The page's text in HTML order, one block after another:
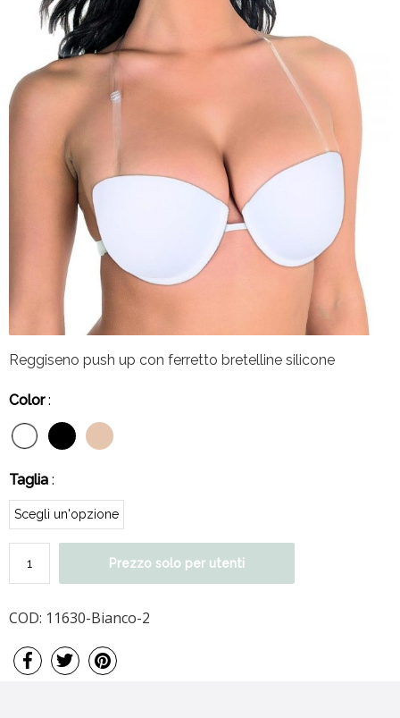
Reggiseno push up con ferretto bretelline silicone
Color:
Taglia :
Prezzo solo per utenti
COD: 11630-Bianco-2